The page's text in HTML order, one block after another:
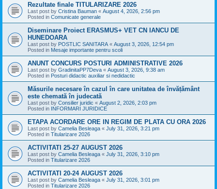
Rezultate finale TITULARIZARE 2026
Last post by Cristina Bauman « August 4, 2026, 2:56 pm
Posted in Comunicate generale
Diseminare Proiect ERASMUS+ VET CN IANCU DE
HUNEDOARA
Last post by POSTLIC SANITARA « August 3, 2026, 12:54 pm
Posted in Mesaje importante pentru scoli
ANUNT CONCURS POSTURI ADMINISTRATIVE 2026
Last post by GradinitaPP7Deva « August 3, 2026, 9:38 am
Posted in Posturi didactic auxiliar si nedidactic
Măsurile necesare în cazul în care unitatea de învățământ
este chemată în judecată
Last post by Consilier juridic « August 2, 2026, 2:03 pm
Posted in INFORMARI JURIDICE
ETAPA ACORDARE ORE IN REGIM DE PLATA CU ORA 2026
Last post by Camelia Besleaga « July 31, 2026, 3:21 pm
Posted in Titularizare 2026
ACTIVITATI 25-27 AUGUST 2026
Last post by Camelia Besleaga « July 31, 2026, 3:10 pm
Posted in Titularizare 2026
ACTIVITATI 20-24 AUGUST 2026
Last post by Camelia Besleaga « July 31, 2026, 3:01 pm
Posted in Titularizare 2026